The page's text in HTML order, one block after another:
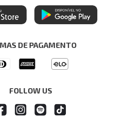
DE PAGAMENTO
FOLLOW US